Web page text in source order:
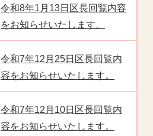
令和8年1月13日区長回覧内容
をお知らせいたします。
令和7年12月25日区長回覧内
容をお知らせいたします。
令和7年12月10日区長回覧内
容をお知らせいたします。